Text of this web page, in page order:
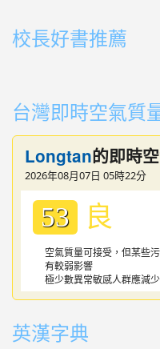
校長好書推薦
台灣即時空氣質
Longtan的即時
2026年08月07日 05時22分
53 良
空氣質量可接受，但某些
有較弱影響
極少數異常敏感人群應減
英漢字典